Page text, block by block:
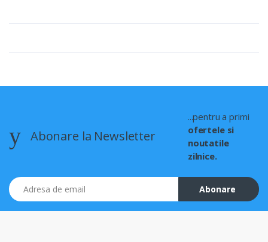
Abonare la Newsletter
...pentru a primi
ofertele si
noutatile
zilnice.
Adresa de email
Abonare